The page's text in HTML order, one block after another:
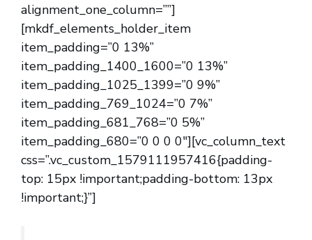
alignment_one_column=””]
[mkdf_elements_holder_item
item_padding=”0 13%”
item_padding_1400_1600=”0 13%”
item_padding_1025_1399=”0 9%”
item_padding_769_1024=”0 7%”
item_padding_681_768=”0 5%”
item_padding_680=”0 0 0 0″][vc_column_text
css=”.vc_custom_1579111957416{padding-
top: 15px !important;padding-bottom: 13px
!important;}”]